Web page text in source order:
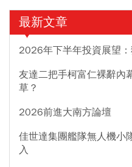
最新文章
2026年下半年投資展望
友達二把手柯富仁裸辭內
草？
2026前進大南方論壇
佳世達集團艦隊無人機小
入